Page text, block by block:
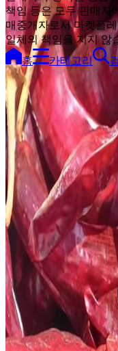
책임 등은 모두 판매자
매중개자로서 마켓플
일체의 책임을 지지 않
홈
카테고리